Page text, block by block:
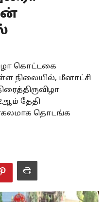
கொட்டகை
நிலையில், மீனாட்சி
தேதி
தொடங்க